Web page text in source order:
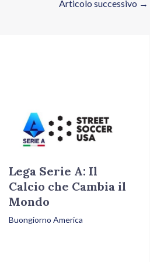
Articolo successivo →
Lega Serie A: Il
Calcio che Cambia il
Mondo
Buongiorno America